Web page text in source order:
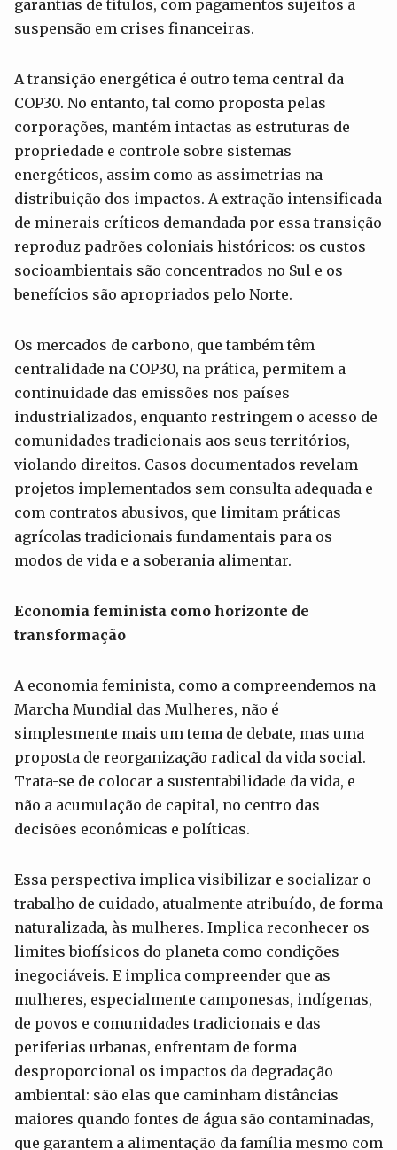
garantias de títulos, com pagamentos sujeitos a
suspensão em crises financeiras.
A transição energética é outro tema central da
COP30. No entanto, tal como proposta pelas
corporações, mantém intactas as estruturas de
propriedade e controle sobre sistemas
energéticos, assim como as assimetrias na
distribuição dos impactos. A extração intensificada
de minerais críticos demandada por essa transição
reproduz padrões coloniais históricos: os custos
socioambientais são concentrados no Sul e os
benefícios são apropriados pelo Norte.
Os mercados de carbono, que também têm
centralidade na COP30, na prática, permitem a
continuidade das emissões nos países
industrializados, enquanto restringem o acesso de
comunidades tradicionais aos seus territórios,
violando direitos. Casos documentados revelam
projetos implementados sem consulta adequada e
com contratos abusivos, que limitam práticas
agrícolas tradicionais fundamentais para os
modos de vida e a soberania alimentar.
Economia feminista como horizonte de
transformação
A economia feminista, como a compreendemos na
Marcha Mundial das Mulheres, não é
simplesmente mais um tema de debate, mas uma
proposta de reorganização radical da vida social.
Trata-se de colocar a sustentabilidade da vida, e
não a acumulação de capital, no centro das
decisões econômicas e políticas.
Essa perspectiva implica visibilizar e socializar o
trabalho de cuidado, atualmente atribuído, de forma
naturalizada, às mulheres. Implica reconhecer os
limites biofísicos do planeta como condições
inegociáveis. E implica compreender que as
mulheres, especialmente camponesas, indígenas,
de povos e comunidades tradicionais e das
periferias urbanas, enfrentam de forma
desproporcional os impactos da degradação
ambiental: são elas que caminham distâncias
maiores quando fontes de água são contaminadas,
que garantem a alimentação da família mesmo com